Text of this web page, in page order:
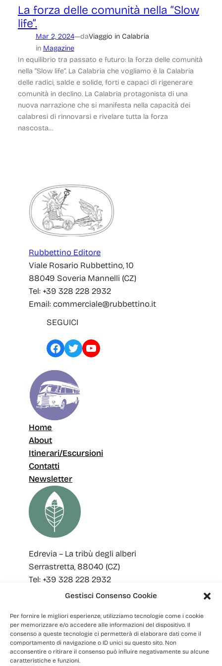
Gestisci Consenso Cookie
Per fornire le migliori esperienze, utilizziamo tecnologie come i cookie
per memorizzare e/o accedere alle informazioni del dispositivo. Il
consenso a queste tecnologie ci permetterà di elaborare dati come il
comportamento di navigazione o ID unici su questo sito. Non
acconsentire o ritirare il consenso può influire negativamente su alcune
caratteristiche e funzioni.
La forza delle comunità nella “Slow
life”.
Mar 2, 2024—daViaggio in Calabria
in Magazine
In equilibrio tra passato e futuro: la forza delle comunità
nella “Slow life”. La Calabria che vogliamo è la Calabria
delle radici, salde e solide, forti e capaci di rigenerare
comunità in declino. La Calabria protagonista di una
nuova narrazione che si manifesta nella capacità dei
calabresi di rinnovarsi e rivelare tutta la forza
nascosta…
Rubbettino Editore
Viale Rosario Rubbettino, 10
88049 Soveria Mannelli (CZ)
Tel: +39 328 228 2932
Email: commerciale@rubbettino.it
SEGUICI
Facebook Twitter YouTube
Home
About
Itinerari/Escursioni
Contatti
Newsletter
Edrevia – La tribù degli alberi
Serrastretta, 88040 (CZ)
Tel: +39 328 228 2932
Email: edreviaoutdoor@gmail.com
Facebook Instagram